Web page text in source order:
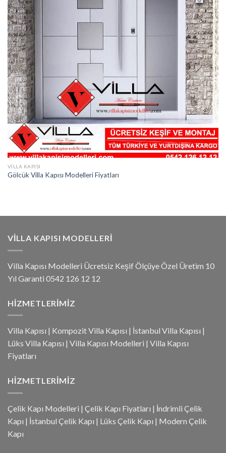
VILLA KAPISI
Gölcük Villa Kapısı Modelleri Fiyatları
VILLA KAPISI MODELLERI
Villa Kapısı Modelleri Ücretsiz Keşif Ölçüye Özel Üretim 10
Yıl Garanti 0542 126 12 12
HIZMETLERIMIZ
Villa Kapısı | Kompozit Villa Kapısı | İstanbul Villa Kapısı |
Lüks Villa Kapısı | Villa Kapısı Modelleri | Villa Kapısı
Fiyatları
HIZMETLERIMIZ
Çelik Kapı Modelleri | Çelik Kapı Fiyatları | İndrimli Çelik
Kapı | İstanbul Çelik Kapı | Lüks Çelik Kapı | Modern Çelik
Kapı